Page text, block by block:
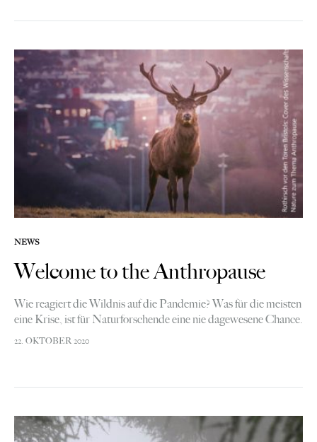
NEWS
Welcome to the Anthropause
Wie reagiert die Wildnis auf die Pandemie? Was für die meisten
eine Krise, ist für Naturforschende eine nie dagewesene Chance.
Eine «Anthropause», das weltweite Herunterfahren der
22. OKTOBER 2020